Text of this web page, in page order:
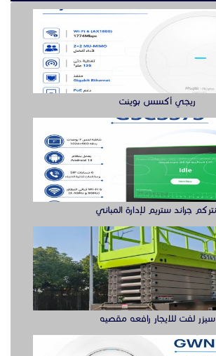
انتركم جراند ستريم لإدارة المباني
سيزر لفت للايجار رافعه مقصيه
أكس بوينت جراند ستريم